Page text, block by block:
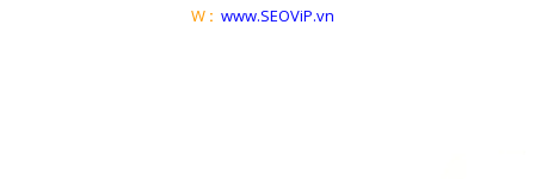
W : www.SEOViP.vn